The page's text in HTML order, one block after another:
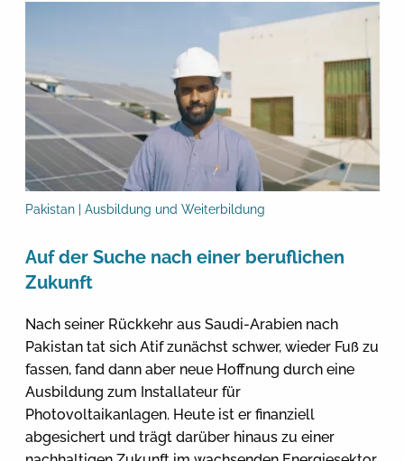
Pakistan | Ausbildung und Weiterbildung
Auf der Suche nach einer beruflichen
Zukunft
Nach seiner Rückkehr aus Saudi-Arabien nach
Pakistan tat sich Atif zunächst schwer, wieder Fuß zu
fassen, fand dann aber neue Hoffnung durch eine
Ausbildung zum Installateur für
Photovoltaikanlagen. Heute ist er finanziell
abgesichert und trägt darüber hinaus zu einer